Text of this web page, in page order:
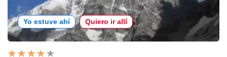
Yo estuve ahí Quiero ir allí